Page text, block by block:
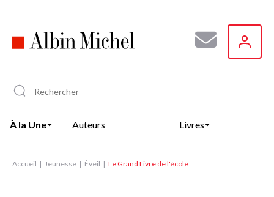
principal
À la Une Auteurs Livres
Accueil Jeunesse Éveil Le Grand Livre de l'école